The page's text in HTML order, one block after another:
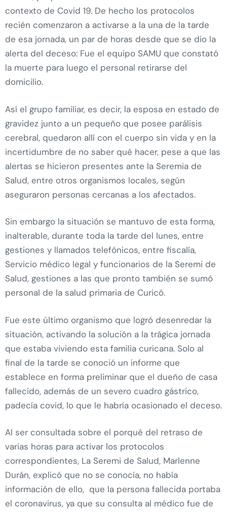
contexto de Covid 19. De hecho los protocolos
recién comenzaron a activarse a la una de la tarde
de esa jornada, un par de horas desde que se dio la
alerta del deceso: Fue el equipo SAMU que constató
la muerte para luego el personal retirarse del
domicilio.
Así el grupo familiar, es decir, la esposa en estado de
gravidez junto a un pequeño que posee parálisis
cerebral, quedaron allí con el cuerpo sin vida y en la
incertidumbre de no saber qué hacer, pese a que las
alertas se hicieron presentes ante la Seremia de
Salud, entre otros organismos locales, según
aseguraron personas cercanas a los afectados.
Sin embargo la situación se mantuvo de esta forma,
inalterable, durante toda la tarde del lunes, entre
gestiones y llamados telefónicos, entre fiscalía,
Servicio médico legal y funcionarios de la Seremi de
Salud, gestiones a las que pronto también se sumó
personal de la salud primaria de Curicó.
Fue este último organismo que logró desenredar la
situación, activando la solución a la trágica jornada
que estaba viviendo esta familia curicana. Solo al
final de la tarde se conoció un informe que
establece en forma preliminar que el dueño de casa
fallecido, además de un severo cuadro gástrico,
padecía covid, lo que le habría ocasionado el deceso.
Al ser consultada sobre el porqué del retraso de
varias horas para activar los protocolos
correspondientes, La Seremi de Salud, Marlenne
Durán, explicó que no se conocía, no había
información de ello, que la persona fallecida portaba
el coronavirus, ya que su consulta al médico fue de